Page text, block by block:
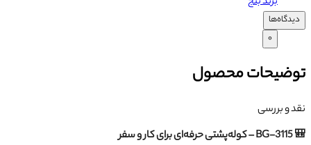
دیدگاه‌ها
۰
توضیحات محصول
نقد و بررسی
🎒 BG-3115 – کوله‌پشتی حرفه‌ای برای کار و سفر